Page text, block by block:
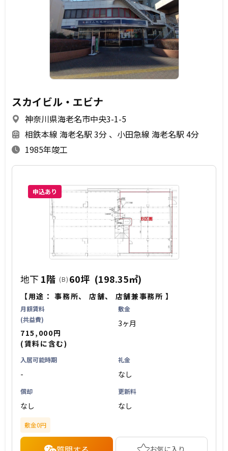
スカイビル・エビナ
神奈川県海老名市中央3-1-5
相鉄本線 海老名駅 3分
小田急線 海老名駅 4分
1985年竣工
申込あり
地下 1階 (B) 60坪 (198.35㎡)
【用途：事務所、 店舗、 店舗兼事務所 】
月額賃料
(共益費)
715,000円
(賃料に含む)
敷金
3ヶ月
入居可能時期
-
礼金
なし
償却
なし
更新料
なし
敷金0円